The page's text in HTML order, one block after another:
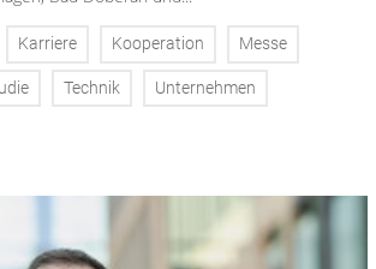
Karriere Kooperation Messe
Technik Unternehmen